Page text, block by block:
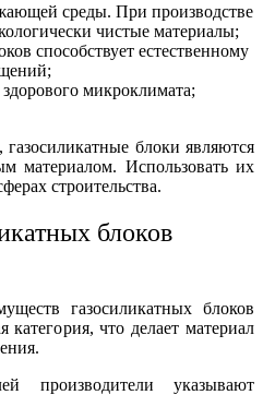
среды. При производстве
чистые материалы;
способствует естественному
микроклимата;
блоки являются
материалом. Использовать их
строительства.
блоков
газосиликатных блоков
категория, что делает материал
производители указывают